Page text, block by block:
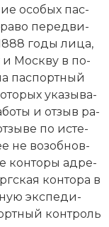
осо­бых пас­
пе­ре­дви­
годы ли­ца,
и Мо­ск­ву в по­
пас­порт­ный
ука­зы­ва­
и от­зыв ра­
по ис­те­
не во­зоб­нов­
кон­то­ры ад­ре­
кон­то­ра в
экс­пе­ди­
кон­троль